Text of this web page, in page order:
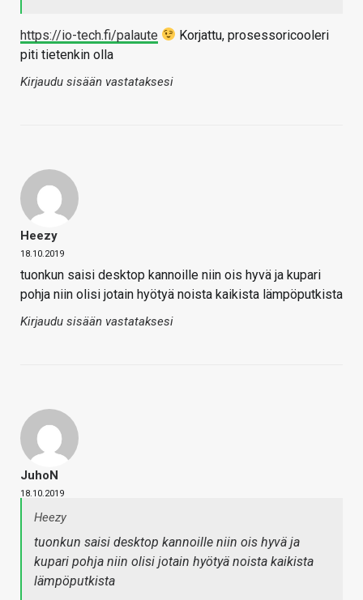
https://io-tech.fi/palaute
Korjattu, prosessoricooleri
piti tietenkin olla
Kirjaudu sisään vastataksesi
Heezy
18.10.2019
tuonkun saisi desktop kannoille niin ois hyvä ja kupari
pohja niin olisi jotain hyötyä noista kaikista lämpöputkista
Kirjaudu sisään vastataksesi
JuhoN
18.10.2019
Heezy
tuonkun saisi desktop kannoille niin ois hyvä ja
kupari pohja niin olisi jotain hyötyä noista kaikista
lämpöputkista